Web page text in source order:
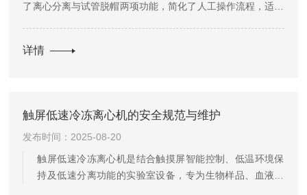
了离心分离与试管脱帽两项功能，简化了人工操作流程，适配
核心组成部...
详情
触屏低速冷冻离心机的安全规范与维护
发布时间：2025-08-20
触屏低速冷冻离心机是结合触摸屏智能控制、低温环境保
持及低速分离功能的实验室设备，专为生物样品、血液制